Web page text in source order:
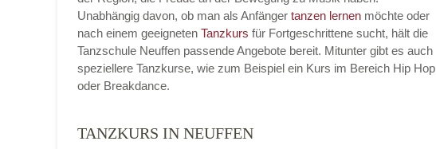
Unabhängig davon, ob man als Anfänger tanzen lernen möchte oder
nach einem geeigneten Tanzkurs für Fortgeschrittene sucht, hält die
Tanzschule Neuffen passende Angebote bereit. Mitunter gibt es auch
speziellere Tanzkurse, wie zum Beispiel ein Kurs im Bereich Hip Hop
oder Breakdance.
TANZKURS IN NEUFFEN